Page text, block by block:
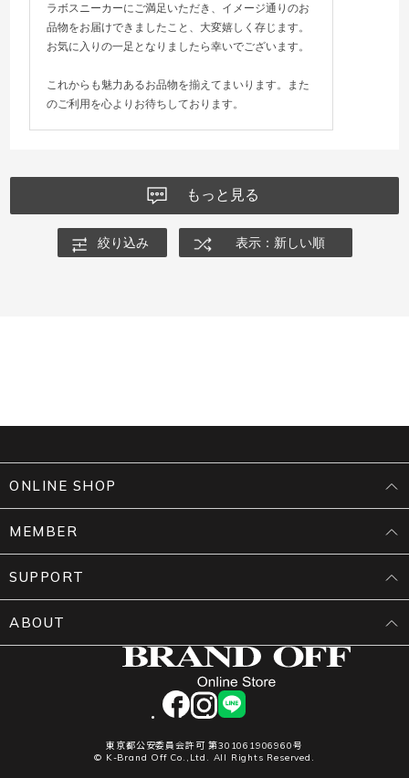
ラボスニーカーにご満足いただき、イメージ通りのお
品物をお届けできましたこと、大変嬉しく存じます。
お気に入りの一足となりましたら幸いでございます。
これからも魅力あるお品物を揃えてまいります。また
のご利用を心よりお待ちしております。
もっと見る
絞り込み 表示：新しい順
facebookinstagram
LINE
東京都公安委員会許可 第301061906960号
© K-Brand Off Co.,Ltd. All Rights Reserved.
ONLINE SHOP
MEMBER
SUPPORT
ABOUT